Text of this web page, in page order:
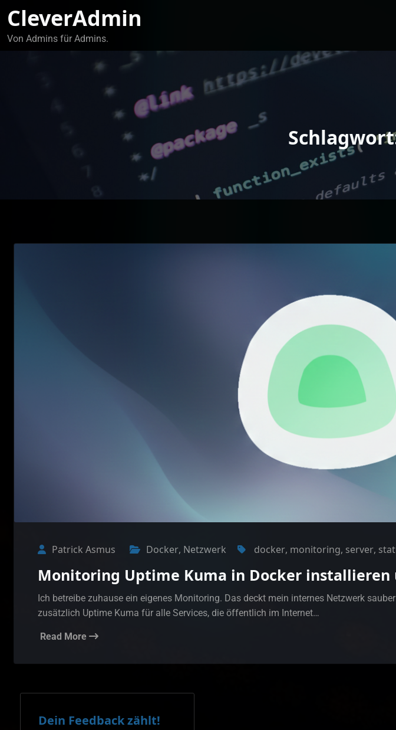
Inhalt
springen
CleverAdmin
Von Admins für Admins.
Patrick Asmus Docker, Netzwerk docker, monitoring, server,
Monitoring Uptime Kuma in Docker installieren
Ich betreibe zuhause ein eigenes Monitoring. Das deckt mein internes Netzwerk
zusätzlich Uptime Kuma für alle Services, die öffentlich im Internet…
Read More
Dein Feedback zählt!